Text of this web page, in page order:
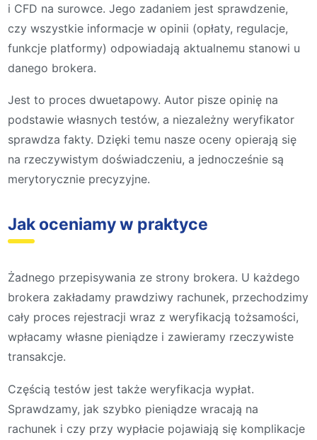
i CFD na surowce. Jego zadaniem jest sprawdzenie,
czy wszystkie informacje w opinii (opłaty, regulacje,
funkcje platformy) odpowiadają aktualnemu stanowi u
danego brokera.
Jest to proces dwuetapowy. Autor pisze opinię na
podstawie własnych testów, a niezależny weryfikator
sprawdza fakty. Dzięki temu nasze oceny opierają się
na rzeczywistym doświadczeniu, a jednocześnie są
merytorycznie precyzyjne.
Jak oceniamy w praktyce
Żadnego przepisywania ze strony brokera. U każdego
brokera zakładamy prawdziwy rachunek, przechodzimy
cały proces rejestracji wraz z weryfikacją tożsamości,
wpłacamy własne pieniądze i zawieramy rzeczywiste
transakcje.
Częścią testów jest także weryfikacja wypłat.
Sprawdzamy, jak szybko pieniądze wracają na
rachunek i czy przy wypłacie pojawiają się komplikacje